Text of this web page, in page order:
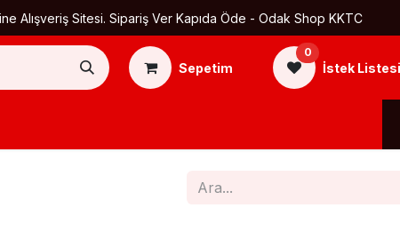
Alışveriş Sitesi. Sipariş Ver Kapıda Öde - Odak Shop KKTC
Sepetim
0
İstek Listesi